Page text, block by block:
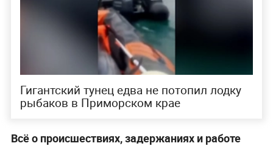
Гигантский тунец едва не потопил лодку
рыбаков в Приморском крае
Всё о происшествиях, задержаниях и работе